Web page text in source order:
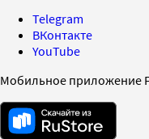
Telegram
ВКонтакте
YouTube
Мобильное приложение